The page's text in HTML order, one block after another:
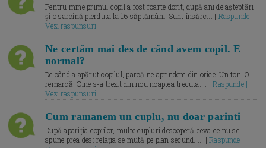
Pentru mine primul copil a fost foarte dorit, după ani de așteptări
și o sarcină pierduta la 16 săptămâni. Sunt însărc... | Raspunde |
Vezi raspunsuri
Ne certăm mai des de când avem copil. E
normal?
De când a apărut copilul, parcă ne aprindem din orice. Un ton. O
remarcă. Cine s-a trezit din nou noaptea trecuta.... |Raspunde |
Vezi raspunsuri
Cum ramanem un cuplu, nu doar parinti
După apariția copiilor, multe cupluri descoperă ceva ce nu se
spune prea des: relația se mută pe plan secund. ... |Raspunde |